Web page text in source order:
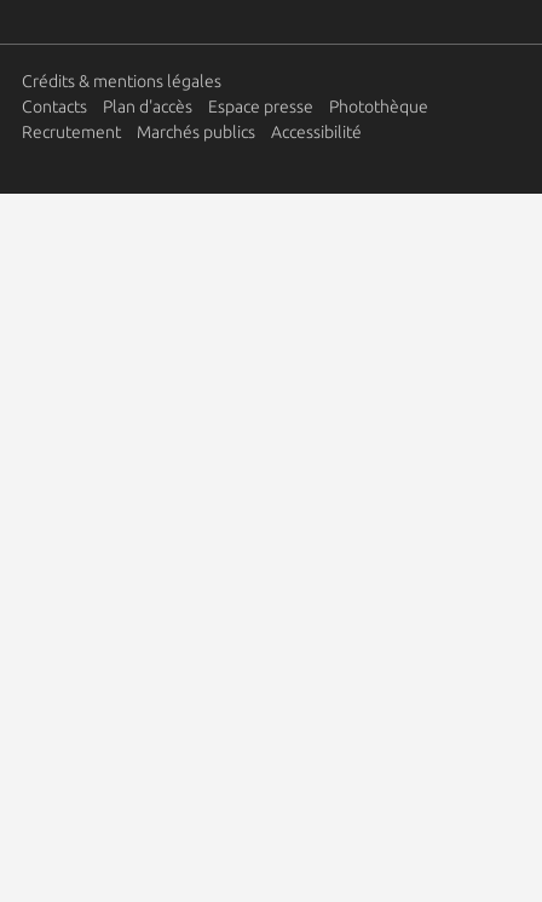
Crédits & mentions légales
Contacts
Plan d'accès Espace presse
Photothèque
Recrutement
Marchés publics Accessibilité